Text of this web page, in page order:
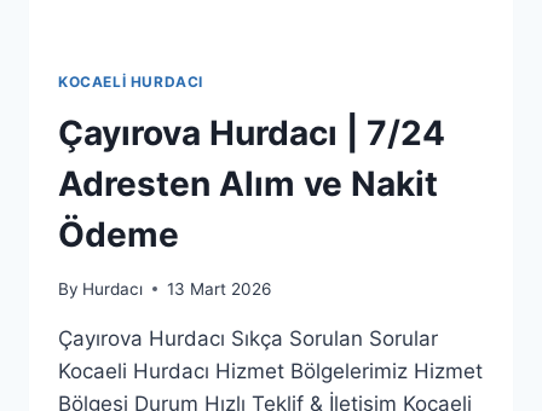
KOCAELI HURDACI
Çayırova Hurdacı | 7/24
Adresten Alım ve Nakit
Ödeme
By Hurdacı 13 Mart 2026
Çayırova Hurdacı Sıkça Sorulan Sorular
Kocaeli Hurdacı Hizmet Bölgelerimiz Hizmet
Bölgesi Durum Hızlı Teklif & İletişim Kocaeli